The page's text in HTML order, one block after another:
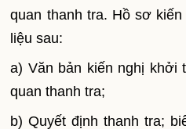
quan thanh tra. Hồ sơ
liệu sau:
a) Văn bản kiến nghị khởi
quan thanh tra;
b) Quyết định thanh tra;